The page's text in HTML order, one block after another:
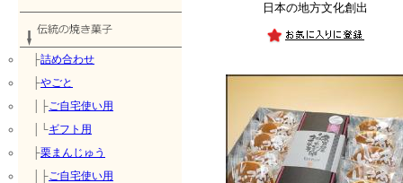
├詰め合わせ
├やごと
│├ご自宅使い用
│└ギフト用
├栗まんじゅう
│├ご自宅使い用
日本の地方文化創出